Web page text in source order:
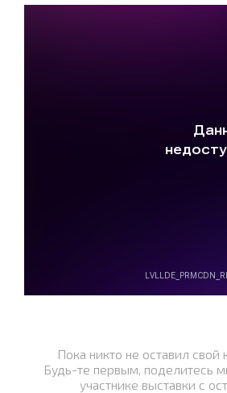
Пока никто не оставил свой
Будь-те первым, поделитесь
участнике выставки с